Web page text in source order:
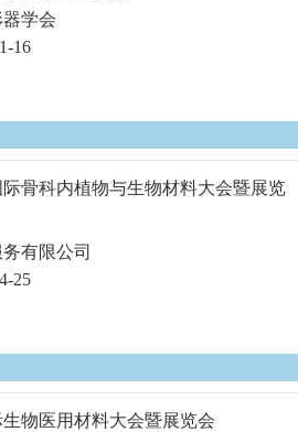
学会
16
骨科内植物与生物材料大会暨展览
有限公司
25
物医用材料大会暨展览会